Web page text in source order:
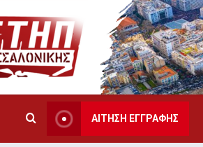
ΑΙΤΗΣΗ ΕΓΓΡΑΦΗΣ